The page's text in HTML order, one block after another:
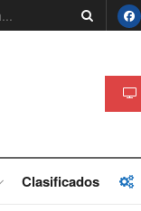
Clasificados